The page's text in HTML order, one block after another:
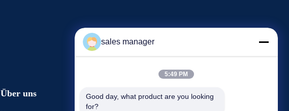
Über uns Veranstaltungen
Antrag Ein Zitat
sales manager
5:49 PM
Good day, what product are you looking
for?